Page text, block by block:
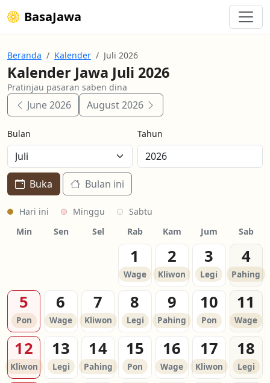
BasaJawa
Beranda Kalender Juli 2026
Kalender Jawa Juli 2026
Pratinjau pasaran saben dina
June 2026 August 2026
Bulan Tahun
Buka Bulan ini
Hari ini Minggu
Sabtu
Min
Sen Sel Rab Kam Jum Sab
1
Wage
2
Kliwon
3
Legi
4
Pahing
5
Pon
6
Wage
7
Kliwon
8
Legi
9
Pahing
10
Pon
11
Wage
12
Kliwon
13
Legi
14
Pahing
15
Pon
16
Wage
17
Kliwon
18
Legi